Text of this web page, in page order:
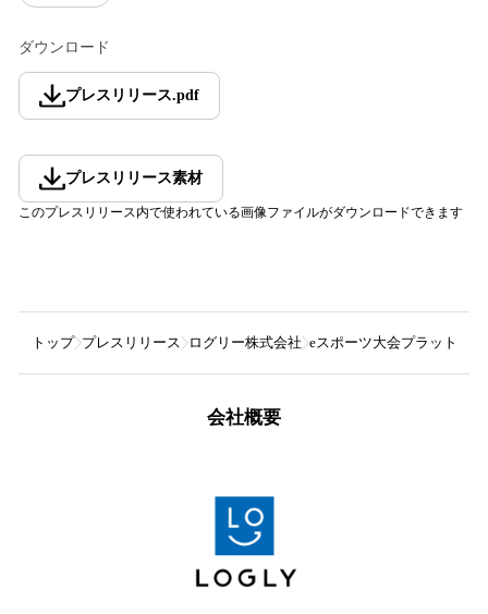
ダウンロード
プレスリリース.pdf
プレスリリース素材
このプレスリリース内で使われている画像ファイルがダウンロードできます
トップ プレスリリース ログリー株式会社 eスポーツ大会プラットフ
会社概要